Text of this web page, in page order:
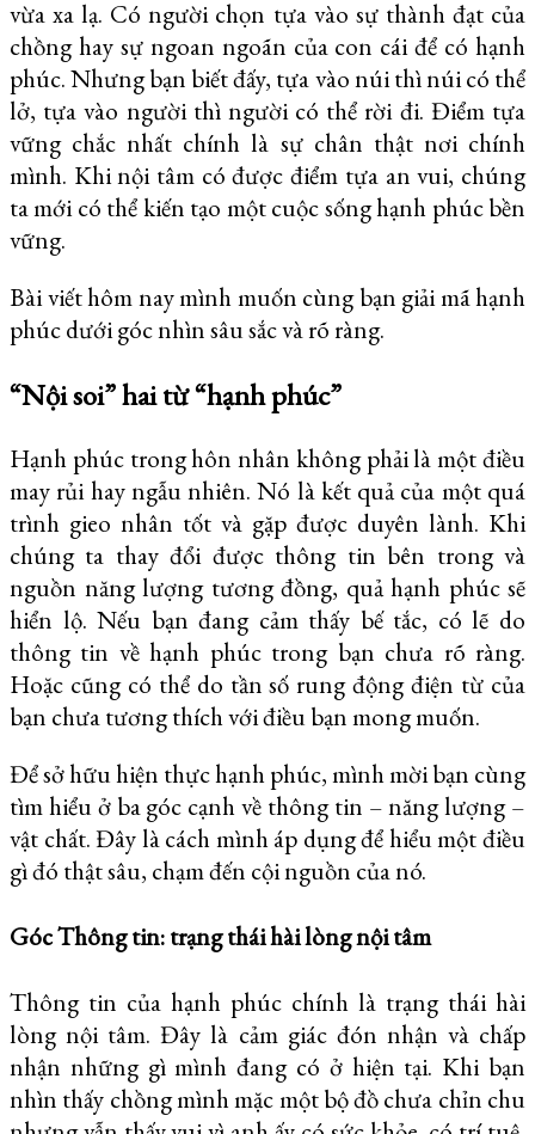
vừa xa lạ. Có người chọn tựa vào sự thành đạt của
chồng hay sự ngoan ngoãn của con cái để có hạnh
phúc. Nhưng bạn biết đấy, tựa vào núi thì núi có thể
lở, tựa vào người thì người có thể rời đi. Điểm tựa
vững chắc nhất chính là sự chân thật nơi chính
mình. Khi nội tâm có được điểm tựa an vui, chúng
ta mới có thể kiến tạo một cuộc sống hạnh phúc bền
vững.
Bài viết hôm nay mình muốn cùng bạn giải mã hạnh
phúc dưới góc nhìn sâu sắc và rõ ràng.
“Nội soi” hai từ “hạnh phúc”
Hạnh phúc trong hôn nhân không phải là một điều
may rủi hay ngẫu nhiên. Nó là kết quả của một quá
trình gieo nhân tốt và gặp được duyên lành. Khi
chúng ta thay đổi được thông tin bên trong và
nguồn năng lượng tương đồng, quả hạnh phúc sẽ
hiển lộ. Nếu bạn đang cảm thấy bế tắc, có lẽ do
thông tin về hạnh phúc trong bạn chưa rõ ràng.
Hoặc cũng có thể do tần số rung động điện từ của
bạn chưa tương thích với điều bạn mong muốn.
Để sở hữu hiện thực hạnh phúc, mình mời bạn cùng
tìm hiểu ở ba góc cạnh về thông tin – năng lượng –
vật chất. Đây là cách mình áp dụng để hiểu một điều
gì đó thật sâu, chạm đến cội nguồn của nó.
Góc Thông tin: trạng thái hài lòng nội tâm
Thông tin của hạnh phúc chính là trạng thái hài
lòng nội tâm. Đây là cảm giác đón nhận và chấp
nhận những gì mình đang có ở hiện tại. Khi bạn
nhìn thấy chồng mình mặc một bộ đồ chưa chỉn chu